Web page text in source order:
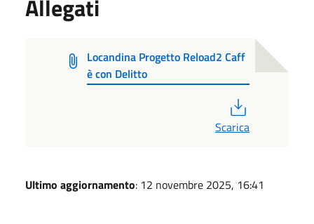
Allegati
Locandina Progetto Reload2 Caff
è con Delitto
Scarica
Ultimo aggiornamento: 12 novembre 2025, 16:41